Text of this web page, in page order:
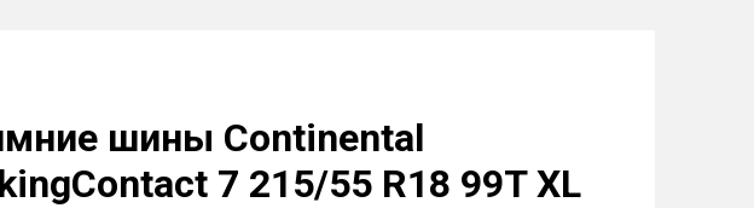
шины Continental
7 215/55 R18 99T XL